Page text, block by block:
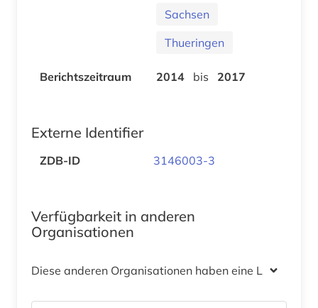
Sachsen
Thueringen
Berichtszeitraum 2014 bis 2017
Externe Identifier
ZDB-ID 3146003-3
Verfügbarkeit in anderen
Organisationen
Diese anderen Organisationen haben eine Lizenz